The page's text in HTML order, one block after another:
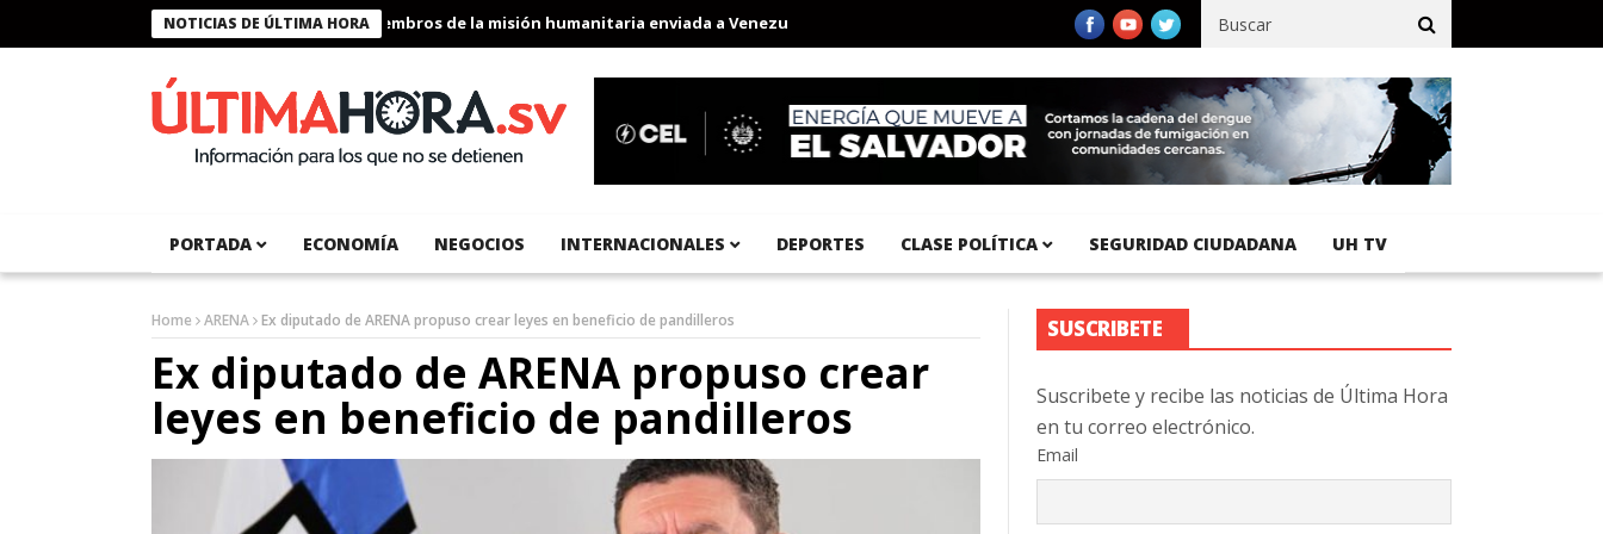
NOTICIAS DE ÚLTIMA HORA
Presidente Bukele condecora a miembros de la misión humanitaria enviada a Venezuela Aeropuerto Internacional del Pacífico registra 92 % de avance en obras de terracería
PORTADA ECONOMÍA NEGOCIOS INTERNACIONALES DEPORTES CLASE POLÍTICA SEGURIDAD CIUDADANA UH TV
Home ARENA Ex diputado de ARENA propuso crear leyes en beneficio de pandilleros
Ex diputado de ARENA propuso crear
leyes en beneficio de pandilleros
SUSCRIBETE
Suscribete y recibe las noticias de Última Hora
en tu correo electrónico.
Email